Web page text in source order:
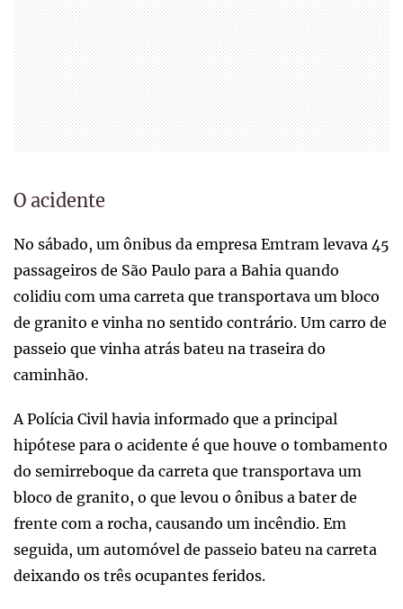
O acidente
No sábado, um ônibus da empresa Emtram levava 45
passageiros de São Paulo para a Bahia quando
colidiu com uma carreta que transportava um bloco
de granito e vinha no sentido contrário. Um carro de
passeio que vinha atrás bateu na traseira do
caminhão.
A Polícia Civil havia informado que a principal
hipótese para o acidente é que houve o tombamento
do semirreboque da carreta que transportava um
bloco de granito, o que levou o ônibus a bater de
frente com a rocha, causando um incêndio. Em
seguida, um automóvel de passeio bateu na carreta
deixando os três ocupantes feridos.